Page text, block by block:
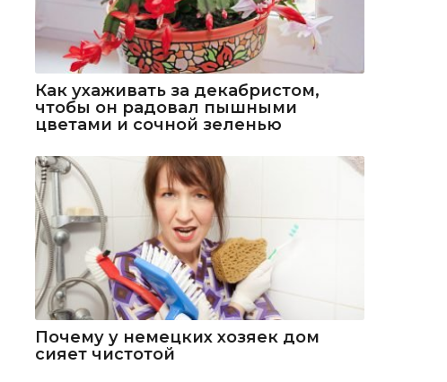
Как ухаживать за декабристом,
чтобы он радовал пышными
цветами и сочной зеленью
Почему у немецких хозяек дом
сияет чистотой